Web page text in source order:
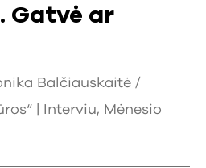
Gatvė ar
Balčiauskaitė /
|
Interviu, Mėnesio